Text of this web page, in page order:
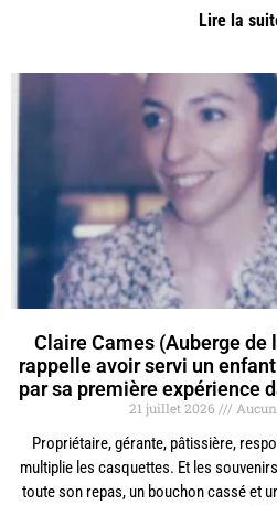
Lire la
Claire Cames (Auberge de
rappelle avoir servi un
par sa première expérience
21 juillet 2026
Propriétaire, gérante, pâtissière,
multiplie les casquettes. Et les
toute son repas, un bouchon cassé et